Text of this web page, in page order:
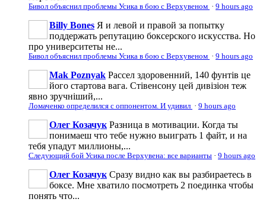
Бивол объяснил проблемы Усика в бою с Верхувеном · 9 hours ago
Billy Bones Я и левой и правой за попытку
поддержать репутацию боксерского искусства. Но
про университеты не...
Бивол объяснил проблемы Усика в бою с Верхувеном · 9 hours ago
Mak Poznyak Рассел здоровенний, 140 фунтів це
його стартова вага. Стівенсону цей дивізіон теж
явно зручніший,...
Ломаченко определился с оппонентом. И удивил · 9 hours ago
Олег Козачук Разница в мотивации. Когда ты
понимаеш что тебе нужно выиграть 1 файт, и на
тебя упадут миллионы,...
Следующий бой Усика после Верхувена: все варианты · 9 hours ago
Олег Козачук Сразу видно как вы разбираетесь в
боксе. Мне хватило посмотреть 2 поединка чтобы
понять что...